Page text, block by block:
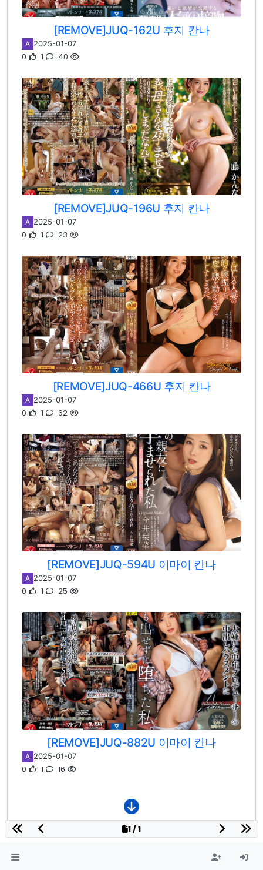
[REMOVE]JUQ-162U 후지 칸나
A 2025-01-07
0 1 40
[REMOVE]JUQ-196U 후지 칸나
A 2025-01-07
0 1 23
[REMOVE]JUQ-466U 후지 칸나
A 2025-01-07
0 1 62
[REMOVE]JUQ-594U 이마이 칸나
A 2025-01-07
0 1 25
[REMOVE]JUQ-882U 이마이 칸나
A 2025-01-07
0 1 16
1 / 1